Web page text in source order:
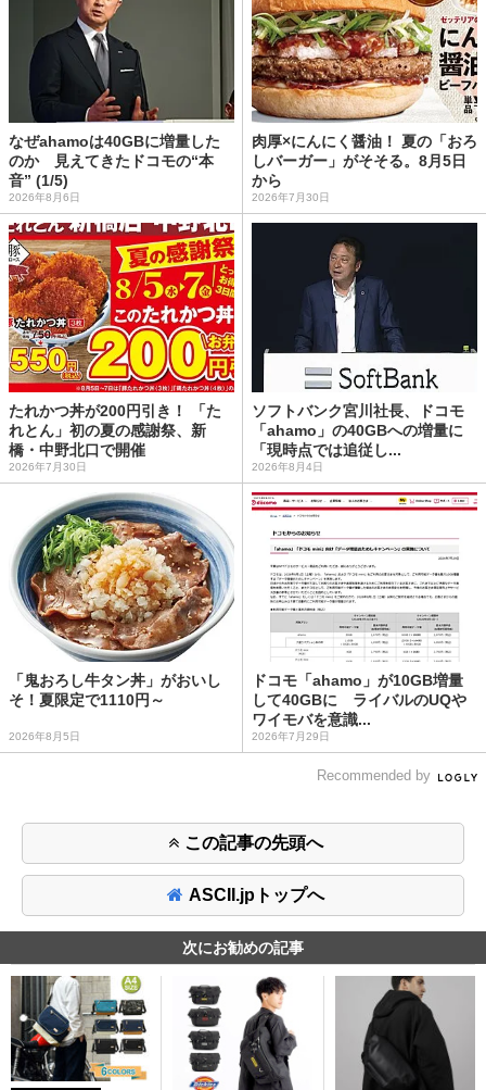
なぜahamoは40GBに増量した
のか 見えてきたドコモの“本
音” (1/5)
2026年8月6日
肉厚×にんにく醤油！ 夏の「おろ
しバーガー」がそそる。8月5日
から
2026年7月30日
たれかつ丼が200円引き！ 「た
れとん」初の夏の感謝祭、新
橋・中野北口で開催
2026年7月30日
ソフトバンク宮川社長、ドコモ
「ahamo」の40GBへの増量に
「現時点では追従し...
2026年8月4日
「鬼おろし牛タン丼」がおいし
そ！夏限定で1110円～
2026年8月5日
ドコモ「ahamo」が10GB増量
して40GBに ライバルのUQや
ワイモバを意識...
2026年7月29日
Recommended by
この記事の先頭へ
ASCII.jpトップへ
次にお勧めの記事